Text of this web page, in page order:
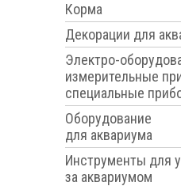
Корма
Декорации для
Электро-
измерительные
специальные
Оборудование
для аквариума
Инструменты для
за аквариумом